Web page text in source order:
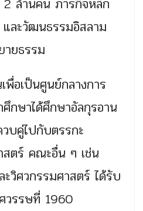
ละวัฒนธรรมอิสลาม
ยธรรม
พื่อเป็นศูนย์กลางการ
กษาได้ศึกษาอัลกุรอาน
บคู่ไปกับตรรกะ
สตร์ คณะอื่น ๆ เช่น
วิศวกรรมศาสตร์ ได้รับ
วรรษที่ 1960